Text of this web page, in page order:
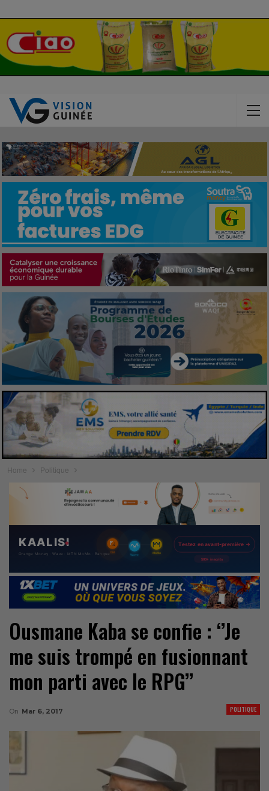
Home Politique
Ousmane Kaba se confie : ‘’Je
me suis trompé en fusionnant
mon parti avec le RPG’’
POLITIQUE
On Mar 6, 2017